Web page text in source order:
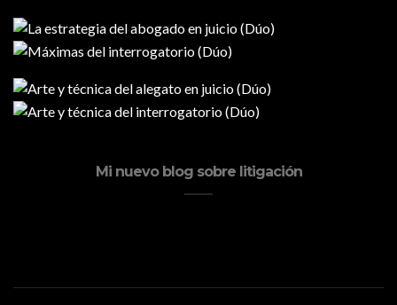
Mi nuevo blog sobre litigación